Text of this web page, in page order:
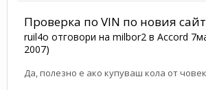
Проверка по VIN по новия сайт
ruil4o отговори на milbor2 в Accord
2007)
Да, полезно е ако купуваш кола от